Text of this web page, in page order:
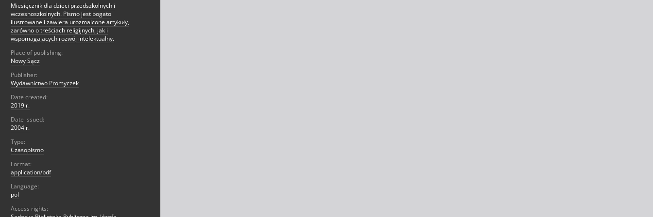
Miesięcznik dla dzieci przedszkolnych i
wczesnoszkolnych. Pismo jest bogato
ilustrowane i zawiera urozmaicone artykuły,
zarówno o treściach religijnych, jak i
wspomagających rozwój intelektualny.
Place of publishing:
Nowy Sącz
Publisher:
Wydawnictwo Promyczek
Date created:
2019 r.
Date issued:
2004 r.
Type:
Czasopismo
Format:
application/pdf
Language:
pol
Access rights: